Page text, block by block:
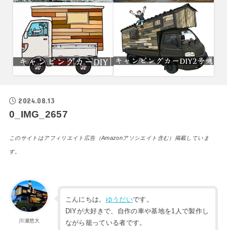
2024.08.13
0_IMG_2657
このサイトはアフィリエイト広告（Amazonアソシエイト含む）掲載していま
す。
川瀬悠大
こんにちは。 ゆうだいです。
DIYが大好きで、自作の車や基地を1人で製作し
ながら籠っている者です。